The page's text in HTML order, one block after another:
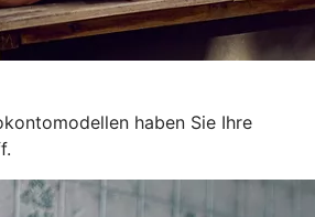
haben Sie Ihre